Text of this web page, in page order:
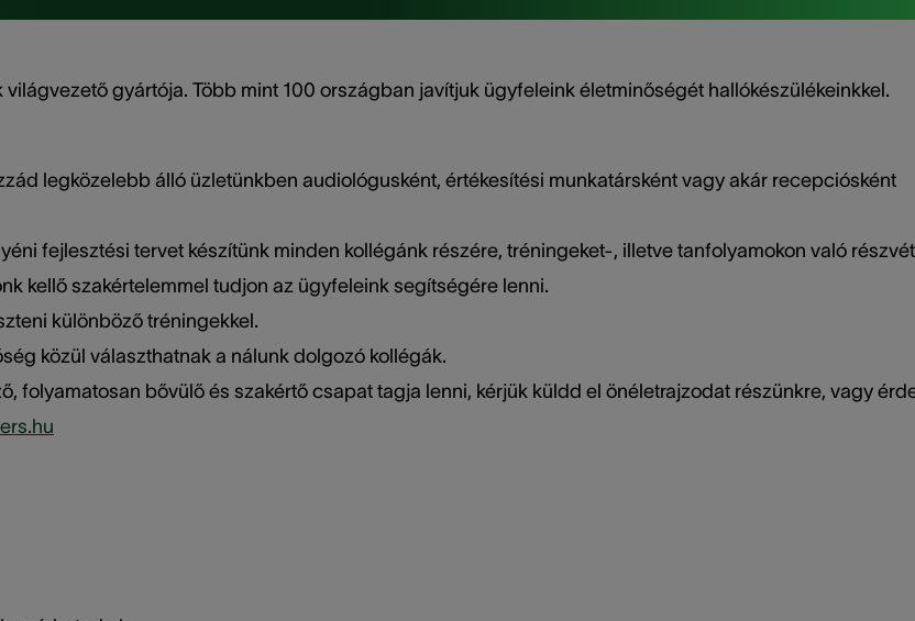
gyártója. Több mint 100 országban javítjuk ügyfeleink életminőségét hallókészülékeinkkel.
legközelebb álló üzletünkben audiológusként, értékesítési munkatársként vagy akár recepciósként
fejlesztési tervet készítünk minden kollégánk részére, tréningeket-, illetve tanfolyamokon való
kellő szakértelemmel tudjon az ügyfeleink segítségére lenni.
különböző tréningekkel.
közül választhatnak a nálunk dolgozó kollégák.
folyamatosan bővülő és szakértő csapat tagja lenni, kérjük küldd el önéletrajzodat részünkre, vagy